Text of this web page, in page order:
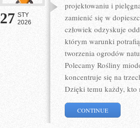
27 STY
2026
projektowaniu i
zamienić się w
człowiek odzyskuje
którym warunki
tworzenia ogrodów
Polecamy Rośliny
koncentruje się na
Dzięki temu każdy, kto
CONTINUE